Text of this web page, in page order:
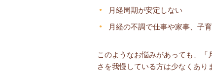
月経周期が安定しない
月経の不調で仕事や家事、子
このようなお悩みがあっても、
さを我慢している方は少なくあり